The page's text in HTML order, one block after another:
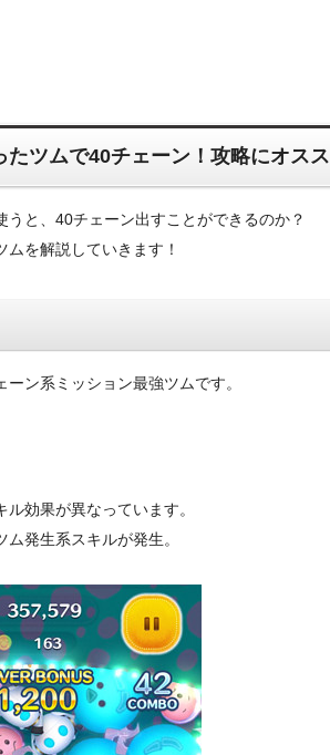
たツムで40チェーン！攻略にオス
うと、40チェーン出すことができるのか？
ムを解説していきます！
ーン系ミッション最強ツムです。
効果が異なっています。
発生系スキルが発生。